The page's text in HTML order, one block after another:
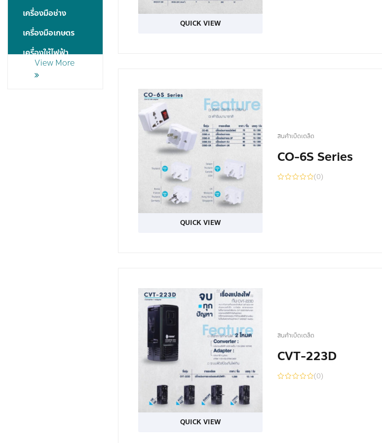
เครื่องมือช่าง
เครื่องมือเกษตร
เครื่องใช้ไฟฟ้า
View More
QUICK VIEW
QUICK VIEW
สินค้าเบ็ดเตล็ด
CO-6S Series
(0)
QUICK VIEW
สินค้าเบ็ดเตล็ด
CVT-223D
(0)